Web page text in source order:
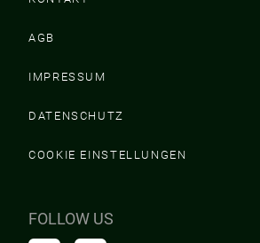
AGB
IMPRESSUM
DATENSCHUTZ
COOKIE EINSTELLUNGEN
FOLLOW US